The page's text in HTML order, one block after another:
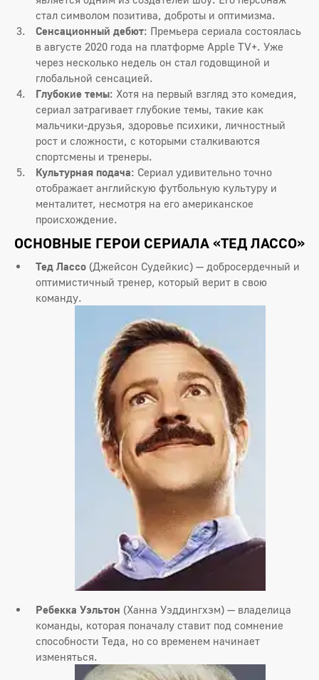
стал символом позитива, доброты и оптимизма.
Сенсационный дебют: Премьера сериала состоялась
в августе 2020 года на платформе Apple TV+. Уже
через несколько недель он стал годовщиной и
глобальной сенсацией.
Глубокие темы: Хотя на первый взгляд это комедия,
сериал затрагивает глубокие темы, такие как
мальчики-друзья, здоровье психики, личностный
рост и сложности, с которыми сталкиваются
спортсмены и тренеры.
Культурная подача: Сериал удивительно точно
отображает английскую футбольную культуру и
менталитет, несмотря на его американское
происхождение.
ОСНОВНЫЕ ГЕРОИ СЕРИАЛА «ТЕД ЛАССО»
Тед Лассо (Джейсон Судейкис) — добросердечный и
оптимистичный тренер, который верит в свою
команду.
Ребекка Уэльтон (Ханна Уэддингхэм) — владелица
команды, которая поначалу ставит под сомнение
способности Теда, но со временем начинает
изменяться.